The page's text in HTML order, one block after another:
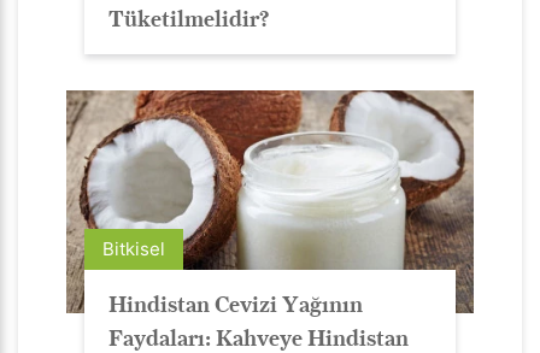
Tüketilmelidir?
Bitkisel
Hindistan Cevizi Yağının
Faydaları: Kahveye Hindistan